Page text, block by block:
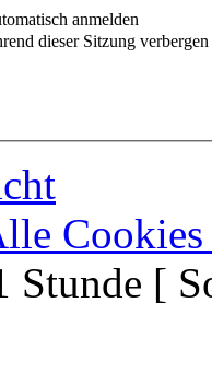
anmelden
dieser Sitzung verbergen
Cookies
Stunde [